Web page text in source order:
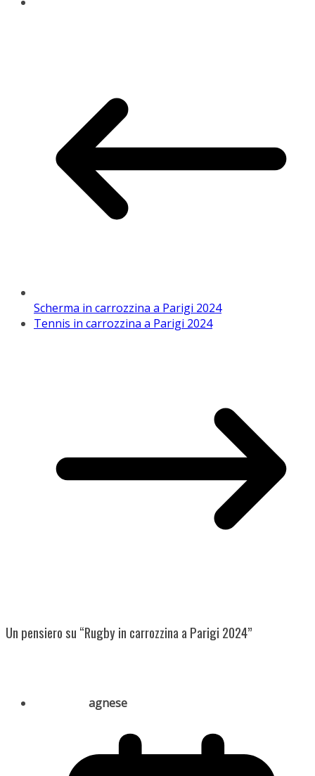
Scherma in carrozzina a Parigi 2024
Tennis in carrozzina a Parigi 2024
Un pensiero su “Rugby in carrozzina a Parigi 2024”
agnese